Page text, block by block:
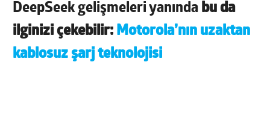
DeepSeek gelişmeleri yanında bu da
ilginizi çekebilir: Motorola’nın uzaktan
kablosuz şarj teknolojisi